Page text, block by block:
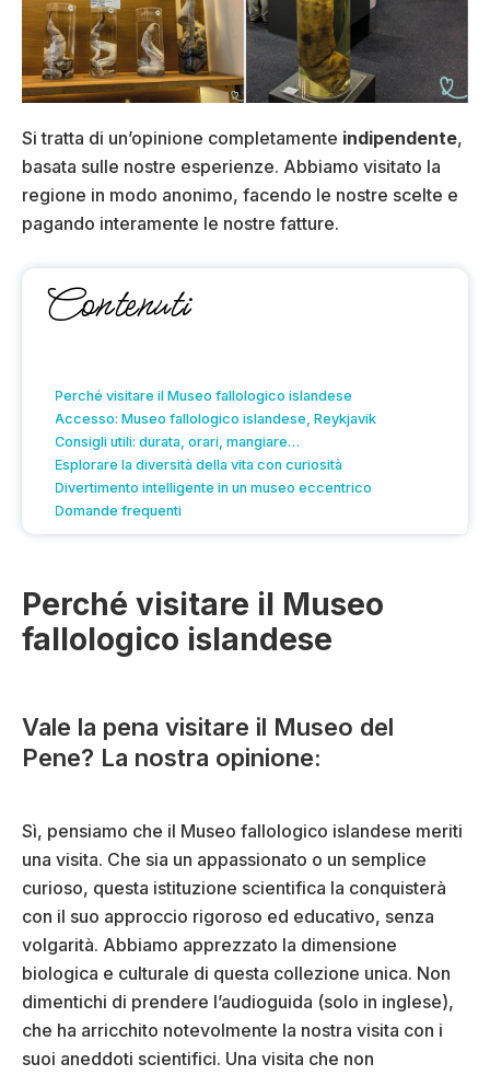
Si tratta di un’opinione completamente indipendente,
basata sulle nostre esperienze. Abbiamo visitato la
regione in modo anonimo, facendo le nostre scelte e
pagando interamente le nostre fatture.
Contenuti
Perché visitare il Museo fallologico islandese
Accesso: Museo fallologico islandese, Reykjavik
Consigli utili: durata, orari, mangiare…
Esplorare la diversità della vita con curiosità
Divertimento intelligente in un museo eccentrico
Domande frequenti
Perché visitare il Museo
fallologico islandese
Vale la pena visitare il Museo del
Pene? La nostra opinione:
Sì, pensiamo che il Museo fallologico islandese meriti
una visita. Che sia un appassionato o un semplice
curioso, questa istituzione scientifica la conquisterà
con il suo approccio rigoroso ed educativo, senza
volgarità. Abbiamo apprezzato la dimensione
biologica e culturale di questa collezione unica. Non
dimentichi di prendere l’audioguida (solo in inglese),
che ha arricchito notevolmente la nostra visita con i
suoi aneddoti scientifici. Una visita che non